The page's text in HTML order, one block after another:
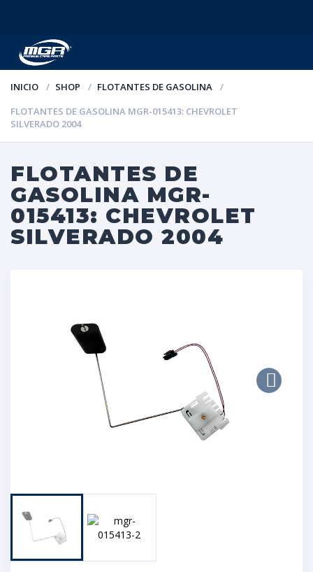
INICIO SHOP
FLOTANTES DE GASOLINA
FLOTANTES DE GASOLINA MGR-015413: CHEVROLET
SILVERADO 2004
FLOTANTES DE
GASOLINA MGR-
015413: CHEVROLET
SILVERADO 2004